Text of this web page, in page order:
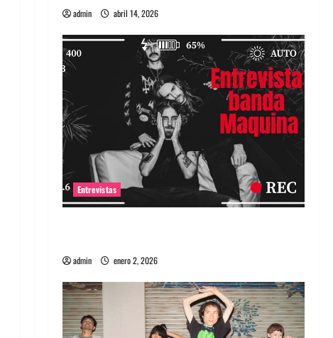
admin abril 14, 2026
Entrevistas
admin enero 2, 2026